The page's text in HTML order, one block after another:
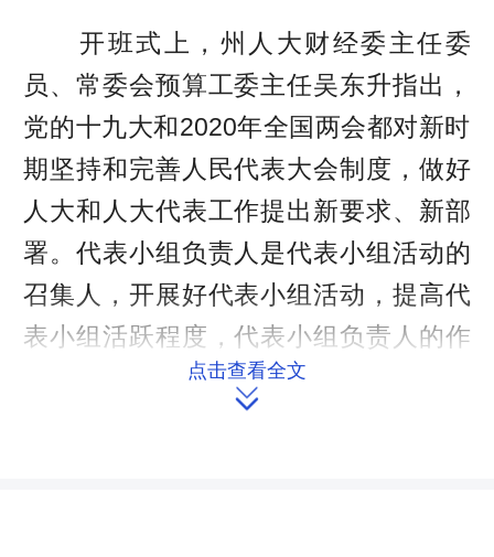
开班式上，州人大财经委主任委
员、常委会预算工委主任吴东升指出，
党的十九大和2020年全国两会都对新时
期坚持和完善人民代表大会制度，做好
人大和人大代表工作提出新要求、新部
署。代表小组负责人是代表小组活动的
召集人，开展好代表小组活动，提高代
表小组活跃程度，代表小组负责人的作
用至关重要。提高代表小组组长的履职
能力，增强代表小组活动实效，是开展
点击查看全文
